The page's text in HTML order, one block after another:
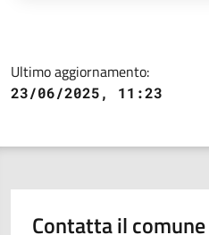
Ultimo aggiornamento:
23/06/2025, 11:23
Contatta il comune